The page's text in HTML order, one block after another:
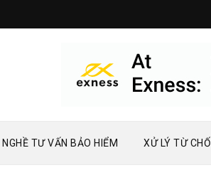
NGHỀ TƯ VẤN BẢO HIỂM XỬ LÝ TỪ